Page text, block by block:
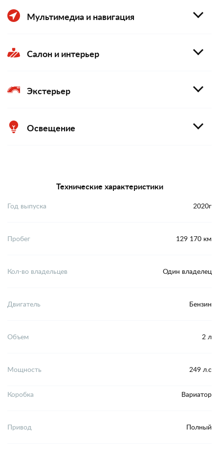
Мультимедиа и навигация
Салон и интерьер
Экстерьер
Освещение
Технические характеристики
Год выпуска 2020г
Пробег 129 170 км
Кол-во владельцев Один владелец
Двигатель Бензин
Объем 2 л
Мощность 249 л.с
Коробка Вариатор
Привод Полный